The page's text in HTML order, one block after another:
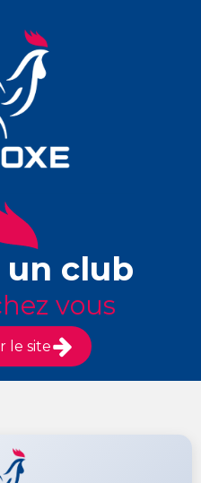
club
vous
le site